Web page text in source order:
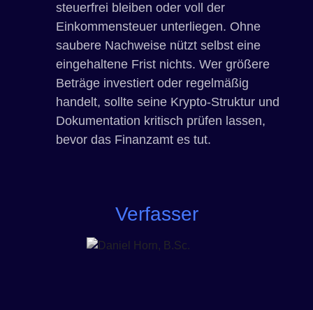
steuerfrei bleiben oder voll der
Einkommensteuer unterliegen. Ohne
saubere Nachweise nützt selbst eine
eingehaltene Frist nichts. Wer größere
Beträge investiert oder regelmäßig
handelt, sollte seine Krypto-Struktur und
Dokumentation kritisch prüfen lassen,
bevor das Finanzamt es tut.
Verfasser